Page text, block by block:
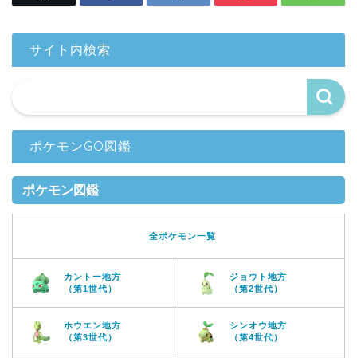
サイト内検索
ポケモンGO図鑑
ポケモン図鑑
全ポケモン一覧
カントー地方
（第1世代）
ジョウト地方
（第2世代）
ホウエン地方
（第3世代）
シンオウ地方
（第4世代）